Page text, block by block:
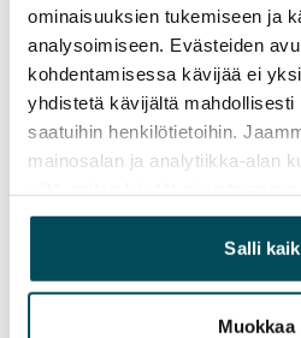
ominaisuuksien tukemiseen ja
analysoimiseen. Evästeiden
kohdentamisessa kävijää ei
yhdistetä kävijältä
saatuihin henkilötietoihin.
mainosalan ja analytiikka-alan
yhdistää näitä tietoja muihin
heille tai joita on kerätty, kun
palvelujaan.
Salli
Muokkaa
Sähkömaksu
Vuokralainen solmii itse
Laajakaista
Vuokraan sisältyy 50 M
lisänopeutta etuhintaan
operaattoriin Telia.
Kyllä